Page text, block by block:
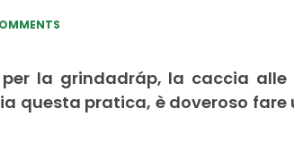
la grindadráp, la caccia alle
questa pratica, è doveroso fare